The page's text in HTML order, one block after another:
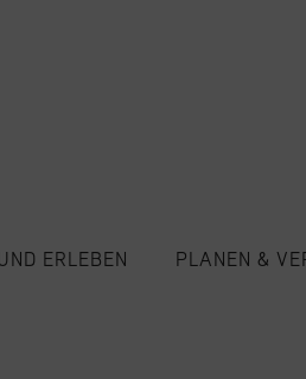
ERLEBEN PLANEN &